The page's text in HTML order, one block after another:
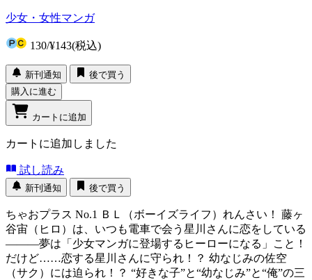
少女・女性マンガ
130/¥143(税込)
新刊通知
後で買う
購入に進む
カートに追加
カートに追加しました
試し読み
新刊通知 後で買う
ちゃおプラス No.1 ＢＬ（ボーイズライフ）れんさい！ 藤ヶ
谷宙（ヒロ）は、いつも電車で会う星川さんに恋をしている
―――夢は「少女マンガに登場するヒーローになる」こと！
だけど……恋する星川さんに守られ！？ 幼なじみの佐空
（サク）には迫られ！？ “好きな子”と“幼なじみ”と“俺”の三